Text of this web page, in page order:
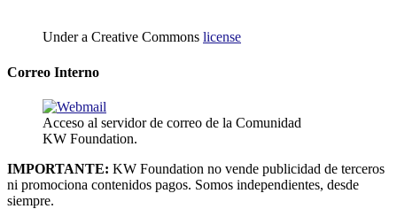
Under a Creative Commons license
Correo Interno
Acceso al servidor de correo de la Comunidad
KW Foundation.
IMPORTANTE: KW Foundation no vende publicidad de terceros
ni promociona contenidos pagos. Somos independientes, desde
siempre.